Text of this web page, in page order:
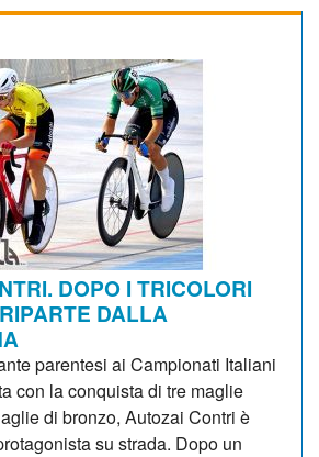
DOPO I TRICOLORI
DALLA
parentesi ai Campionati Italiani
con la conquista di tre maglie
di bronzo, Autozai Contri è
su strada. Dopo un